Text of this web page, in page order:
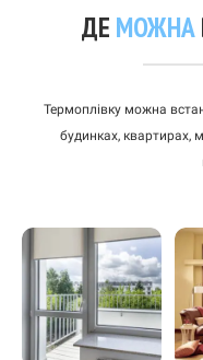
ДЕ МОЖНА
Термоплівку можна
будинках, квартирах,